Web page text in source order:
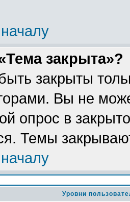
закрыта»?
закрыты
Вы не
опрос в
Темы
Уровни